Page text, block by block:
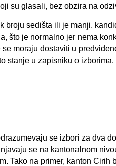
su glasali, bez obzira na
broju sedišta ili je manji,
što je normalno jer nema
moraju dostaviti u
stanje u zapisniku o izborima.
se izbori za dva
se na kantonalnom
Tako na primer, kanton Cirih